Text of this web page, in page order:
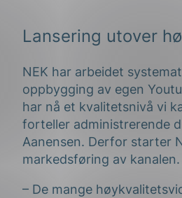
Lansering utover
NEK har arbeidet
oppbygging av egen
har nå et kvalitetsnivå vi
forteller administrerende
Aanensen. Derfor starter
markedsføring av kanalen.
– De mange